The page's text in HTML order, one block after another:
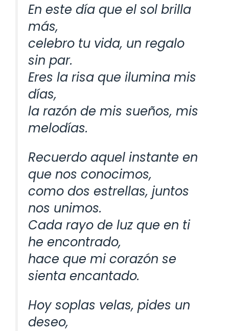
En este día que el sol brilla
más,
celebro tu vida, un regalo
sin par.
Eres la risa que ilumina mis
días,
la razón de mis sueños, mis
melodías.
Recuerdo aquel instante en
que nos conocimos,
como dos estrellas, juntos
nos unimos.
Cada rayo de luz que en ti
he encontrado,
hace que mi corazón se
sienta encantado.
Hoy soplas velas, pides un
deseo,